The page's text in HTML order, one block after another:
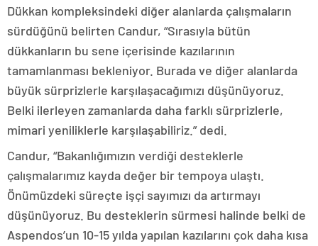
Dükkan kompleksindeki diğer alanlarda çalışmaların
sürdüğünü belirten Candur, “Sırasıyla bütün
dükkanların bu sene içerisinde kazılarının
tamamlanması bekleniyor. Burada ve diğer alanlarda
büyük sürprizlerle karşılaşacağımızı düşünüyoruz.
Belki ilerleyen zamanlarda daha farklı sürprizlerle,
mimari yeniliklerle karşılaşabiliriz.” dedi.
Candur, “Bakanlığımızın verdiği desteklerle
çalışmalarımız kayda değer bir tempoya ulaştı.
Önümüzdeki süreçte işçi sayımızı da artırmayı
düşünüyoruz. Bu desteklerin sürmesi halinde belki de
Aspendos’un 10-15 yılda yapılan kazılarını çok daha kısa